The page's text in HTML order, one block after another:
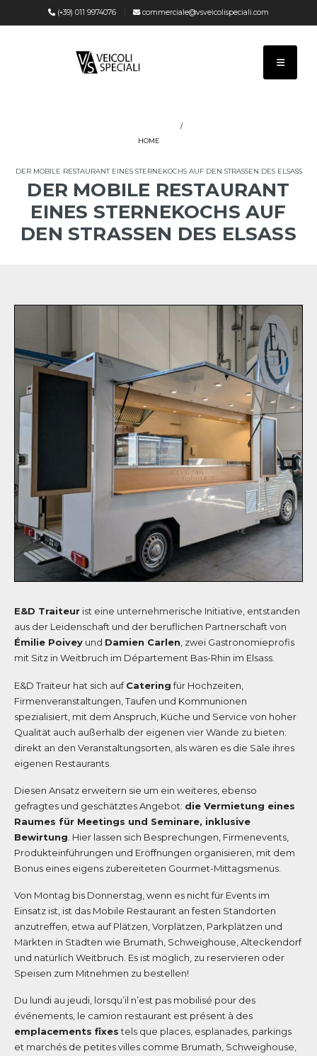
(+39) 011 9974076 commerciale@vsveicolispeciali.com
HOME
DER MOBILE RESTAURANT EINES STERNEKOCHS AUF DEN STRASSEN DES ELSASS
DER MOBILE RESTAURANT
EINES STERNEKOCHS AUF
DEN STRASSEN DES ELSASS
E&D Traiteur ist eine unternehmerische Initiative, entstanden
aus der Leidenschaft und der beruflichen Partnerschaft von
Émilie Poivey und Damien Carlen, zwei Gastronomieprofis
mit Sitz in Weitbruch im Département Bas-Rhin im Elsass.
E&D Traiteur hat sich aufCateringfür Hochzeiten,
Firmenveranstaltungen, Taufen und Kommunionen
spezialisiert, mit dem Anspruch, Küche und Service von hoher
Qualität auch außerhalb der eigenen vier Wände zu bieten:
direkt an den Veranstaltungsorten, als wären es die Säle ihres
eigenen Restaurants.
Diesen Ansatz erweitern sie um ein weiteres, ebenso
gefragtes und geschätztes Angebot: die Vermietung eines
Raumes für Meetings und Seminare, inklusive
Bewirtung . Hier lassen sich Besprechungen, Firmenevents,
Produkteinführungen und Eröffnungen organisieren, mit dem
Bonus eines eigens zubereiteten Gourmet-Mittagsmenüs.
Von Montag bis Donnerstag, wenn es nicht für Events im
Einsatz ist, ist das Mobile Restaurant an festen Standorten
anzutreffen, etwa auf Plätzen, Vorplätzen, Parkplätzen und
Märkten in Städten wie Brumath, Schweighouse, Alteckendorf
und natürlich Weitbruch. Es ist möglich, zu reservieren oder
Speisen zum Mitnehmen zu bestellen!
Du lundi au jeudi, lorsqu’il n’est pas mobilisé pour des
événements, le camion restaurant est présent à des
emplacements fixestels que places, esplanades, parkings
et marchés de petites villes comme Brumath, Schweighouse,